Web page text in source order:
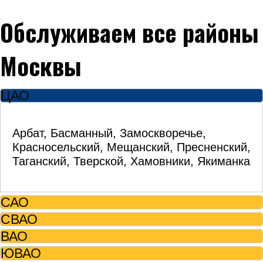
Обслуживаем все районы
Москвы
ЦАО
Арбат, Басманный, Замоскворечье,
Красносельский, Мещанский, Пресненский,
Таганский, Тверской, Хамовники, Якиманка
САО
СВАО
ВАО
ЮВАО